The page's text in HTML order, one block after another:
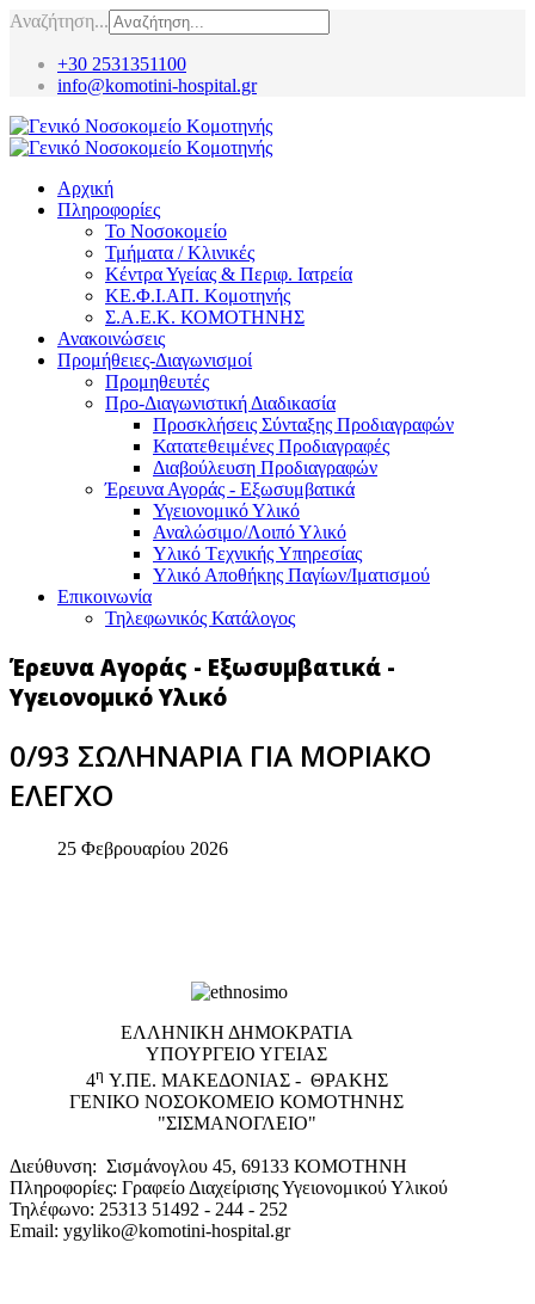
Αναζήτηση...
+30 2531351100
info@komotini-hospital.gr
Αρχική
Πληροφορίες
Το Νοσοκομείο
Τμήματα / Κλινικές
Κέντρα Υγείας & Περιφ. Ιατρεία
ΚΕ.Φ.Ι.ΑΠ. Κομοτηνής
Σ.Α.Ε.Κ. ΚΟΜΟΤΗΝΗΣ
Ανακοινώσεις
Προμήθειες-Διαγωνισμοί
Προμηθευτές
Προ-Διαγωνιστική Διαδικασία
Προσκλήσεις Σύνταξης Προδιαγραφών
Κατατεθειμένες Προδιαγραφές
Διαβούλευση Προδιαγραφών
Έρευνα Αγοράς - Εξωσυμβατικά
Υγειονομικό Υλικό
Αναλώσιμο/Λοιπό Υλικό
Υλικό Tεχνικής Yπηρεσίας
Υλικό Αποθήκης Παγίων/Ιματισμού
Επικοινωνία
Τηλεφωνικός Κατάλογος
Έρευνα Αγοράς - Εξωσυμβατικά -
Υγειονομικό Υλικό
0/93 ΣΩΛΗΝΑΡΙΑ ΓΙΑ ΜΟΡΙΑΚΟ
ΕΛΕΓΧΟ
25 Φεβρουαρίου 2026
EΛΛΗΝΙΚΗ ΔΗΜΟΚΡΑΤΙΑ
ΥΠΟΥΡΓΕΙΟ ΥΓΕΙΑΣ
4η Υ.ΠΕ. ΜΑΚΕΔΟΝΙΑΣ - ΘΡΑΚΗΣ
ΓΕΝΙΚΟ NΟΣΟΚΟΜΕΙΟ ΚΟΜΟΤΗΝΗΣ
"ΣΙΣΜΑΝΟΓΛΕΙΟ"
Διεύθυνση: Σισμάνογλου 45, 69133 ΚΟΜΟΤΗΝΗ
Πληροφορίες: Γραφείο Διαχείρισης Υγειονομικού Υλικού
Τηλέφωνο: 25313 51492 - 244 - 252
Email: ygyliko@komotini-hospital.gr